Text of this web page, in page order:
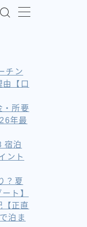
チン
【口
・所要
年最
宿泊
ント
？夏
ト】
正直
泊ま